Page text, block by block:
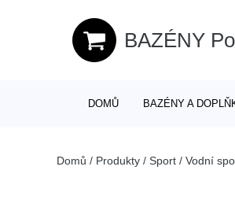
BAZÉNY
DOMŮ BAZÉNY A
Domů / Produkty / Sport / Vodní